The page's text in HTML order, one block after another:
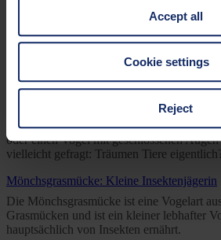
the processing of personal data Art.
GDPR. We also use cookies from
You can find a list of cookies under
third countries, in particular to the
You can consent to the use of non-
clicking on "Reject". You can access
time and deselect cookies at any
Policy and in the footer of our
Accept all
Cookie settings
Reject
Vogelwelt
Neueste Beiträge
Wer schon einmal einen schlafenden
oder einen Vogel mit geschlossenen
vielleicht gefragt: Träumen Tiere
Mönchsgrasmücke: Kleine Insektenjägerin
Die Mönchsgrasmücke ist eine Vogelart
Grasmücken und ist ein kleiner lebhafter
hauptsächlich von Insekten ernährt.